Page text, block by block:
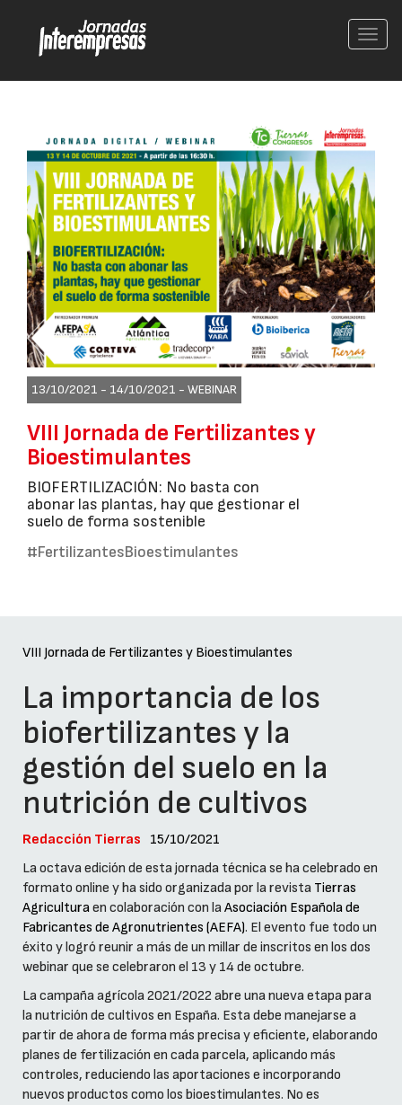
13/10/2021 - 14/10/2021 - WEBINAR
VIII Jornada de Fertilizantes y
Bioestimulantes
BIOFERTILIZACIÓN: No basta con
abonar las plantas, hay que gestionar el
suelo de forma sostenible
#FertilizantesBioestimulantes
VIII Jornada de Fertilizantes y Bioestimulantes
La importancia de los
biofertilizantes y la
gestión del suelo en la
nutrición de cultivos
Redacción Tierras
15/10/2021
La octava edición de esta jornada técnica se ha celebrado en
formato online y ha sido organizada por la revista Tierras
Agriculturaen colaboración con laAsociación Española de
Fabricantes de Agronutrientes (AEFA). El evento fue todo un
éxito y logró reunir a más de un millar de inscritos en los dos
webinar que se celebraron el 13 y 14 de octubre.
La campaña agrícola 2021/2022 abre una nueva etapa para
la nutrición de cultivos en España. Esta debe manejarse a
partir de ahora de forma más precisa y eficiente, elaborando
planes de fertilización en cada parcela, aplicando más
controles, reduciendo las aportaciones e incorporando
nuevos productos como los bioestimulantes. No es